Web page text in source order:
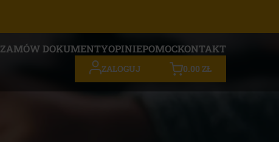
ZAMÓW DOKUMENTYOPINIEPOMOCKONTAKT
ZALOGUJ 0.00ZŁ